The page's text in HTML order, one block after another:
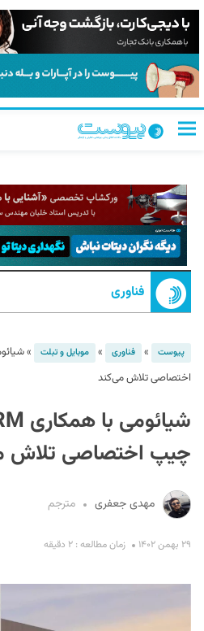
فناوری
پیوست » فناوری » موبایل و تبلت »
اختصاصی تلاش می‌کند
چیپ اختصاصی تلاش
مهدی جعفری مترجم
۲۹ بهمن ۱۴۰۲ زمان مطالعه : ۲ دقیقه